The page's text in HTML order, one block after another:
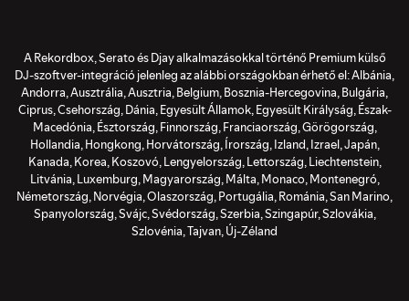
A Rekordbox, Serato és Djay alkalmazásokkal történő Premium külső
DJ-szoftver-integráció jelenleg az alábbi országokban érhető el: Albánia,
Andorra, Ausztrália, Ausztria, Belgium, Bosznia-Hercegovina, Bulgária,
Ciprus, Csehország, Dánia, Egyesült Államok, Egyesült Királyság, Észak-
Macedónia, Észtország, Finnország, Franciaország, Görögország,
Hollandia, Hongkong, Horvátország, Írország, Izland, Izrael, Japán,
Kanada, Korea, Koszovó, Lengyelország, Lettország, Liechtenstein,
Litvánia, Luxemburg, Magyarország, Málta, Monaco, Montenegró,
Németország, Norvégia, Olaszország, Portugália, Románia, San Marino,
Spanyolország, Svájc, Svédország, Szerbia, Szingapúr, Szlovákia,
Szlovénia, Tajvan, Új-Zéland